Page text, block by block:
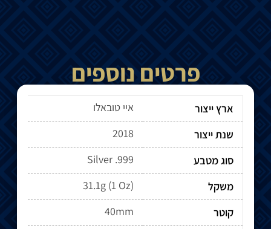
פרטים נוספים
ארץ ייצור
איי טובאלו
שנת ייצור
2018
סוג מטבע
Silver .999
משקל
31.1g (1 Oz)
קוטר
40mm